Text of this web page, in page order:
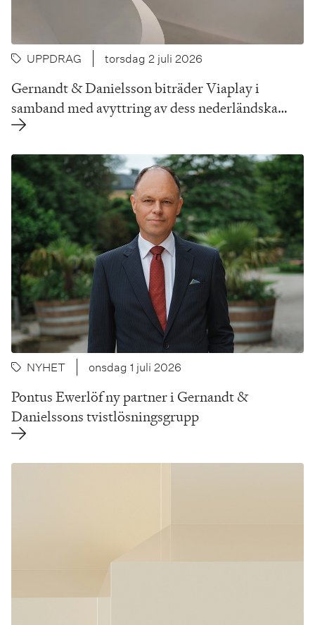
UPPDRAG torsdag 2 juli 2026
Gernandt & Danielsson biträder Viaplay i
samband med avyttring av dess nederländska…
NYHET onsdag 1 juli 2026
Pontus Ewerlöf ny partner i Gernandt &
Danielssons tvistlösningsgrupp